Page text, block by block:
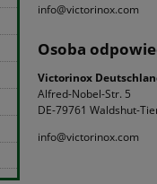
info@victorinox.com
Osoba
Victorinox
Alfred-Nobel-Str. 5
DE-79761 Waldshut-
info@victorinox.com